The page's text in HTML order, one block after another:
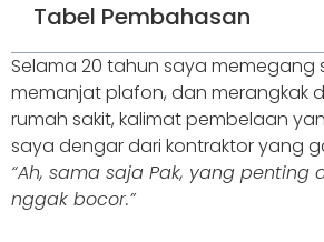
Tabel Pembahasan
Selama 20 tahun saya memegang
memanjat plafon, dan merangkak
rumah sakit, kalimat pembelaan
saya dengar dari kontraktor yang
“Ah, sama saja Pak, yang
nggak bocor.”